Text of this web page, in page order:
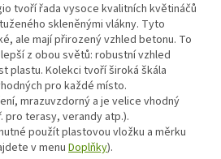
tvoří řada vysoce kvalitních květináčů
skleněnými vlákny. Tyto
ale mají přirozený vzhled betonu. To
z obou světů: robustní vzhled
plastu. Kolekci tvoří široká škála
pro každé místo.
mrazuvzdorný a je velice vhodný
pro terasy, verandy atp.).
použít plastovou vložku a měrku
v menu Doplňky).